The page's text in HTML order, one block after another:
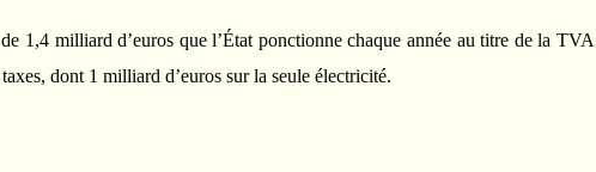
1,4 milliard d’euros que l’État ponctionne chaque année au titre de la TVA
dont 1 milliard d’euros sur la seule électricité.